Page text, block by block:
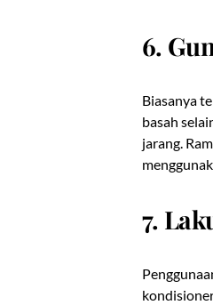
6.
Biasanya
basah
jarang.
7.